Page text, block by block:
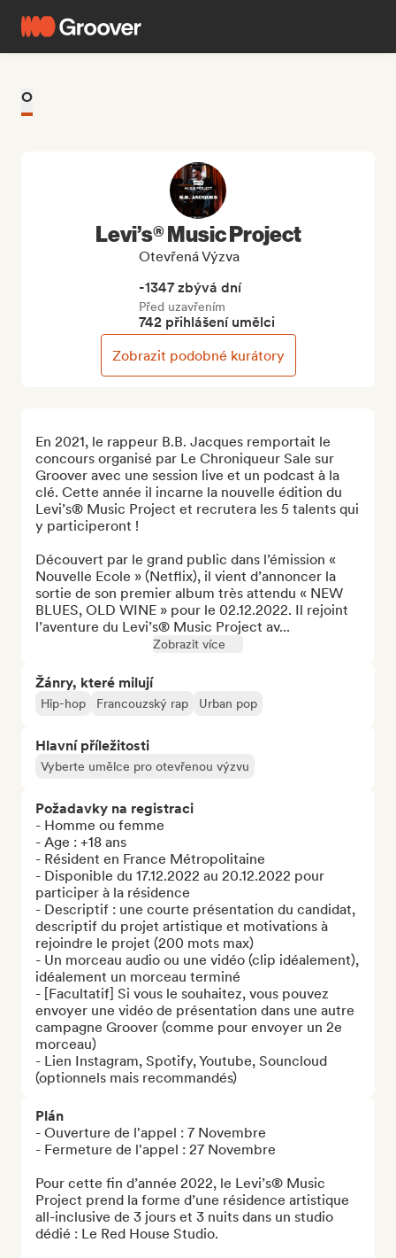
O
En 2021, le rappeur B.B. Jacques remportait le
concours organisé par Le Chroniqueur Sale sur
Groover avec une session live et un podcast à la
clé. Cette année il incarne la nouvelle édition du
Levi’s® Music Project et recrutera les 5 talents qui
y participeront !
Découvert par le grand public dans l’émission «
Nouvelle Ecole » (Netflix), il vient d’annoncer la
sortie de son premier album très attendu « NEW
BLUES, OLD WINE » pour le 02.12.2022. Il rejoint
l’aventure du Levi’s® Music Project av...
Zobrazit více
Žánry, které milují
Hip-hop Francouzský rap Urban pop
Hlavní příležitosti
Vyberte umělce pro otevřenou výzvu
Požadavky na registraci
- Homme ou femme
- Age : +18 ans
- Résident en France Métropolitaine
- Disponible du 17.12.2022 au 20.12.2022 pour
participer à la résidence
- Descriptif : une courte présentation du candidat,
descriptif du projet artistique et motivations à
rejoindre le projet (200 mots max)
- Un morceau audio ou une vidéo (clip idéalement),
idéalement un morceau terminé
- [Facultatif] Si vous le souhaitez, vous pouvez
envoyer une vidéo de présentation dans une autre
campagne Groover (comme pour envoyer un 2e
morceau)
- Lien Instagram, Spotify, Youtube, Souncloud
(optionnels mais recommandés)
Plán
- Ouverture de l'appel : 7 Novembre
- Fermeture de l'appel : 27 Novembre
Pour cette fin d’année 2022, le Levi’s® Music
Project prend la forme d’une résidence artistique
all-inclusive de 3 jours et 3 nuits dans un studio
dédié : Le Red House Studio.
Levi’s® Music Project
Otevřená Výzva
-1347 zbývá dní
Před uzavřením
742 přihlášení umělci
Zobrazit podobné kurátory